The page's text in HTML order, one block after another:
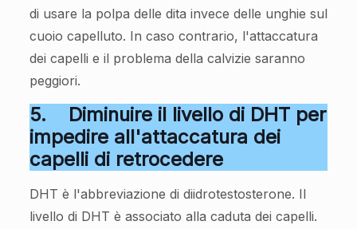
di usare la polpa delle dita invece delle unghie sul
cuoio capelluto. In caso contrario, l'attaccatura
dei capelli e il problema della calvizie saranno
peggiori.
5. Diminuire il livello di DHT per
impedire all'attaccatura dei
capelli di retrocedere
DHT è l'abbreviazione di diidrotestosterone. Il
livello di DHT è associato alla caduta dei capelli.